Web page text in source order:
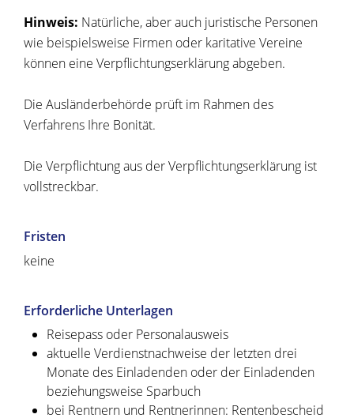
Hinweis: Natürliche, aber auch juristische Personen
wie beispielsweise Firmen oder karitative Vereine
können eine Verpflichtungserklärung abgeben.
Die Ausländerbehörde prüft im Rahmen des
Verfahrens Ihre Bonität.
Die Verpflichtung aus der Verpflichtungserklärung ist
vollstreckbar.
Fristen
keine
Erforderliche Unterlagen
Reisepass oder Personalausweis
aktuelle Verdienstnachweise der letzten drei
Monate des Einladenden oder der Einladenden
beziehungsweise Sparbuch
bei Rentnern und Rentnerinnen: Rentenbescheid